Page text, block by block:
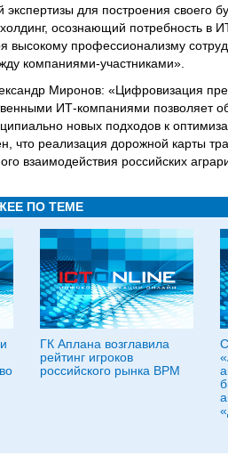
для построения своего
осознающий потребность
профессионализму
компаниями-участниками».
Миронов: «Цифровизация
ИТ-компаниями позволяет
новых подходов к
что реализация дорожной карты
российских
ПО ТЕМЕ
ГК Аплана возглавила
рейтинг игроков
российского рынка BPM